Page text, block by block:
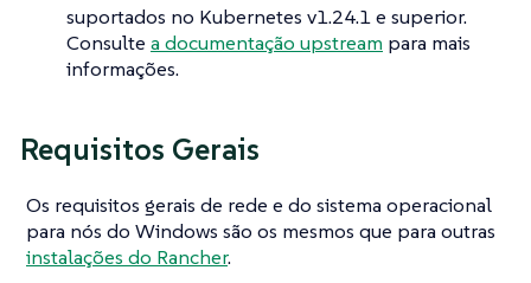
suportados no Kubernetes v1.24.1 e superior.
Consulte a documentação upstream para mais
informações.
Requisitos Gerais
Os requisitos gerais de rede e do sistema operacional
para nós do Windows são os mesmos que para outras
instalações do Rancher.